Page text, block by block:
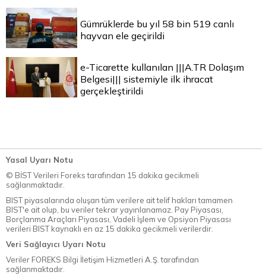
Gümrüklerde bu yıl 58 bin 519 canlı
hayvan ele geçirildi
e-Ticarette kullanılan |||A.TR Dolaşım
Belgesi||| sistemiyle ilk ihracat
gerçekleştirildi
Yasal Uyarı Notu
© BİST Verileri Foreks tarafından 15 dakika gecikmeli
sağlanmaktadır.
BIST piyasalarında oluşan tüm verilere ait telif hakları tamamen
BIST'e ait olup, bu veriler tekrar yayınlanamaz. Pay Piyasası,
Borçlanma Araçları Piyasası, Vadeli İşlem ve Opsiyon Piyasası
verileri BIST kaynaklı en az 15 dakika gecikmeli verilerdir.
Veri Sağlayıcı Uyarı Notu
Veriler FOREKS Bilgi İletişim Hizmetleri A.Ş. tarafından
sağlanmaktadır.